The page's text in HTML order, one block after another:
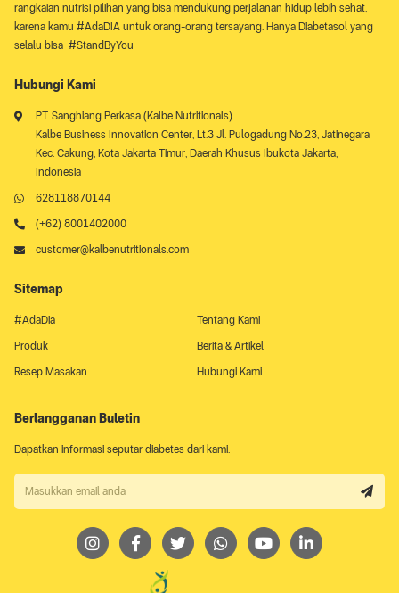
rangkaian nutrisi pilihan yang bisa mendukung perjalanan hidup lebih sehat,
karena kamu #AdaDIA untuk orang-orang tersayang. Hanya Diabetasol yang
selalu bisa #StandByYou
Hubungi Kami
PT. Sanghiang Perkasa (Kalbe Nutritionals)
Kalbe Business Innovation Center, Lt.3 Jl. Pulogadung No.23, Jatinegara
Kec. Cakung, Kota Jakarta Timur, Daerah Khusus Ibukota Jakarta,
Indonesia
628118870144
(+62) 8001402000
customer@kalbenutritionals.com
Sitemap
#AdaDia Tentang Kami
Produk Berita & Artikel
Resep Masakan Hubungi Kami
Berlangganan Buletin
Dapatkan informasi seputar diabetes dari kami.